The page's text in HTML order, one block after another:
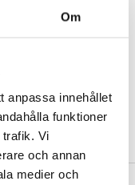
Om
anpassa innehållet
funktioner
Vi
och annan
medier och